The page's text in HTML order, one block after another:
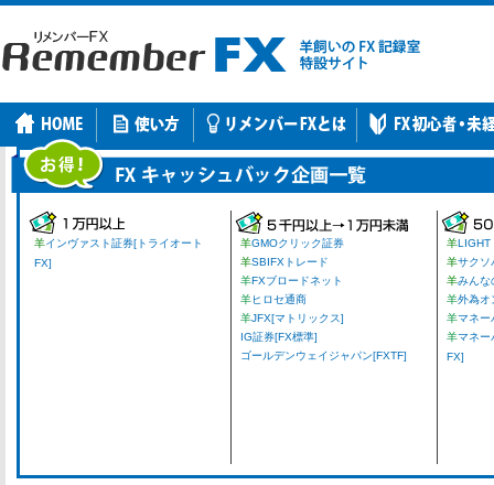
羊インヴァスト証券[トライオート
FX]
羊GMOクリック証券
羊SBIFXトレード
羊FXブロードネット
羊ヒロセ通商
羊JFX[マトリックス]
IG証券[FX標準]
ゴールデンウェイジャパン[FXTF]
羊LIGHT
羊サクソ
羊みんな
羊外為オ
羊マネー
羊マネー
FX]